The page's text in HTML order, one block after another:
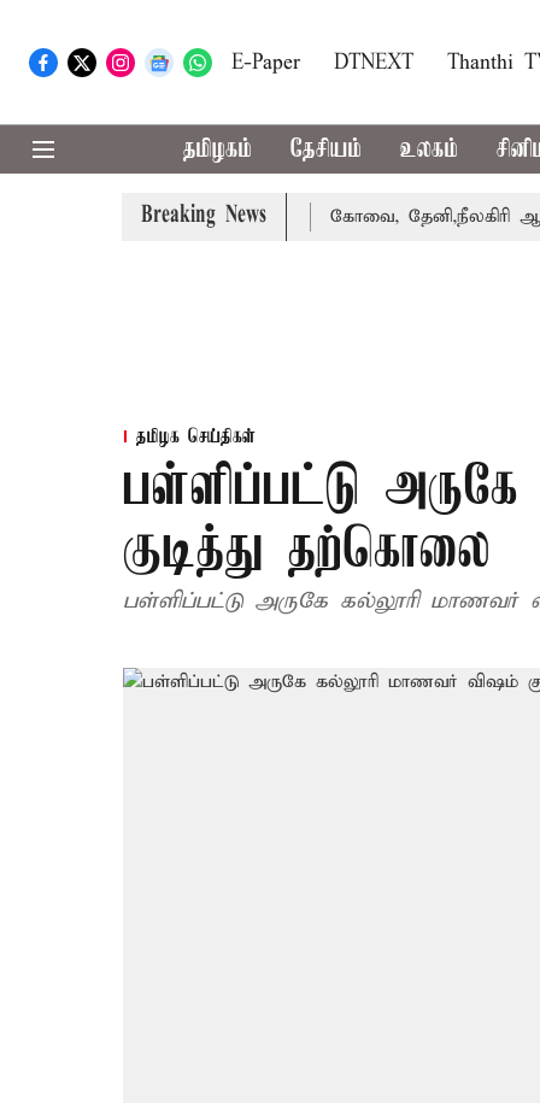
E-Paper DTNEXT Thanthi
தமிழகம் தேசியம் உலகம்
Breaking News
வாபஸ் பெற்றார் சங்கீதா கோவை, தேனி,நீலகிரி
தமிழக செய்திகள்
பள்ளிப்பட்டு
குடித்து தற்கொலை
பள்ளிப்பட்டு அருகே கல்லூரி